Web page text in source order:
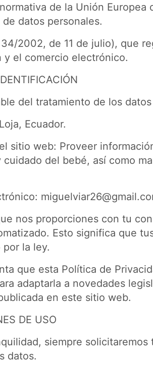
de la Unión
datos personales.
2002, de 11 de julio), que
y el comercio electrónico.
del tratamiento de los
Ecuador.
sitio web: Proveer
cuidado del bebé, así como
nos proporciones con tu
Esto significa que
la ley.
que esta Política de
adaptarla a novedades
en este sitio web.
DE USO
siempre
datos.